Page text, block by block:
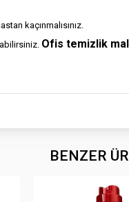
kaçınmalısınız.
Ofis temizlik
BENZER